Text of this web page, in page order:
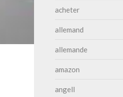
acheter
allemand
allemande
amazon
angell